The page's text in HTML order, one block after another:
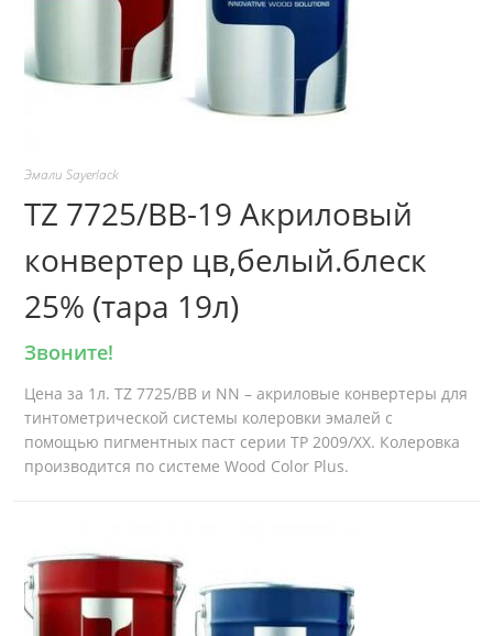
Эмали Sayerlack
TZ 7725/BB-19 Акриловый
конвертер цв,белый.блеск
25% (тара 19л)
Звоните!
Цена за 1л. TZ 7725/BB и NN – акриловые конвертеры для
тинтометрической системы колеровки эмалей с
помощью пигментных паст серии ТР 2009/ХХ. Колеровка
производится по системе Wood Color Plus.